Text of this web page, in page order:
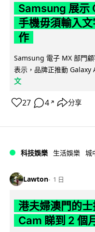
Samsung 展示
手機毋須輸入
作
Samsung 電子 MX 部門
表示，品牌正推動
文
27 4 ↗ 分享
科技娛樂 生活娛樂 城
Lawton 1 日
港夫婦澳門的
Cam 睇到 2 個